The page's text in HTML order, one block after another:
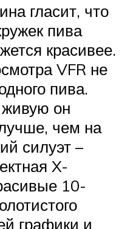
гласит, что
пива
красивее.
VFR не
пива.
он
чем на
силуэт –
X-
10-
графики и